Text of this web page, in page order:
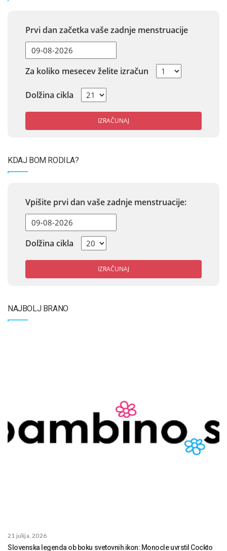
Prvi dan začetka vaše zadnje menstruacije
Za koliko mesecev želite izračun
Dolžina cikla
IZRAČUNAJ
KDAJ BOM RODILA?
Vpišite prvi dan vaše zadnje menstruacije:
Dolžina cikla
IZRAČUNAJ
NAJBOLJ BRANO
21 julija, 2026
Slovenska legenda ob boku svetovnih ikon: Monocle uvrstil Cockto